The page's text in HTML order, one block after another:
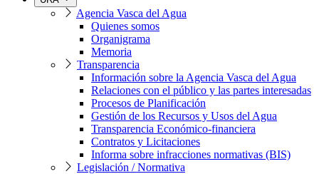
Agencia Vasca del Agua
Quienes somos
Organigrama
Memoria
Transparencia
Información sobre la Agencia Vasca del Agua
Relaciones con el público y las partes interesadas
Procesos de Planificación
Gestión de los Recursos y Usos del Agua
Transparencia Económico-financiera
Contratos y Licitaciones
Informa sobre infracciones normativas (BIS)
Legislación / Normativa